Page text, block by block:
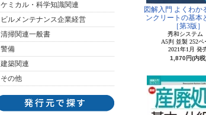
ケミカル・科学知識関連
ビルメンテナンス企業経営
清掃関連一般書
警備
建築関連
その他
図解入門 よくわか
ンクリートの基本
［第3版］
秀和システム
A5判 並製 252ペ
2021年1月 発
1,870円(内税